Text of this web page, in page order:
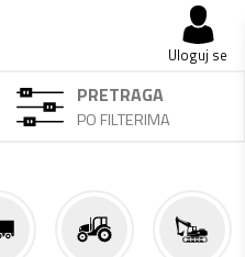
Uloguj se
PRETRAGA
PO FILTERIMA